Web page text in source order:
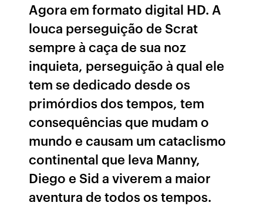
Agora em formato digital HD. A
louca perseguição de Scrat
sempre à caça de sua noz
inquieta, perseguição à qual ele
tem se dedicado desde os
primórdios dos tempos, tem
consequências que mudam o
mundo e causam um cataclismo
continental que leva Manny,
Diego e Sid a viverem a maior
aventura de todos os tempos.